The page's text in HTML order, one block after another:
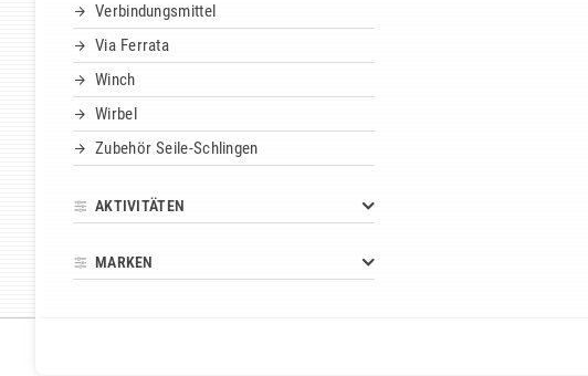
Verbindungsmittel
Via Ferrata
Winch
Wirbel
Zubehör Seile-Schlingen
AKTIVITÄTEN
MARKEN